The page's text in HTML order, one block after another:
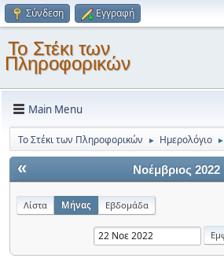
Σύνδεση Εγγραφή
Το Στέκι των
Πληροφορικών
Main Menu
Το Στέκι των Πληροφορικών ► Ημερολόγιο ►
« Νοέμβριος 2022
Λίστα Μήνας Εβδομάδα